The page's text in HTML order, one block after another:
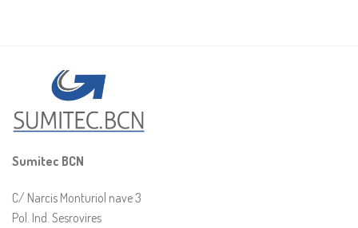
Sumitec BCN
C/ Narcis Monturiol nave 3
Pol. Ind. Sesrovires